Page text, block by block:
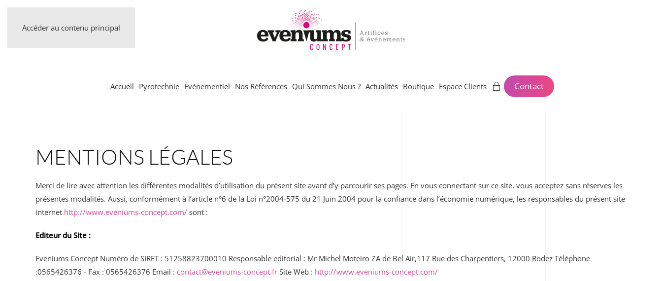
Accéder au contenu principal
Accueil Pyrotechnie Événementiel Nos Références Qui Sommes Nous ? Actualités Boutique Espace Clients Contact
MENTIONS LÉGALES
Merci de lire avec attention les différentes modalités d’utilisation du présent site avant d’y parcourir ses pages. En vous connectant sur ce site, vous acceptez sans réserves les
présentes modalités. Aussi, conformément à l’article n°6 de la Loi n°2004-575 du 21 Juin 2004 pour la confiance dans l’économie numérique, les responsables du présent site
internet http://www.eveniums-concept.com/ sont :
Editeur du Site :
Eveniums Concept Numéro de SIRET : 51258823700010 Responsable editorial : Mr Michel Moteiro ZA de Bel Air,117 Rue des Charpentiers, 12000 Rodez Téléphone
:0565426376 - Fax : 0565426376 Email : contact@eveniums-concept.fr Site Web : http://www.eveniums-concept.com/